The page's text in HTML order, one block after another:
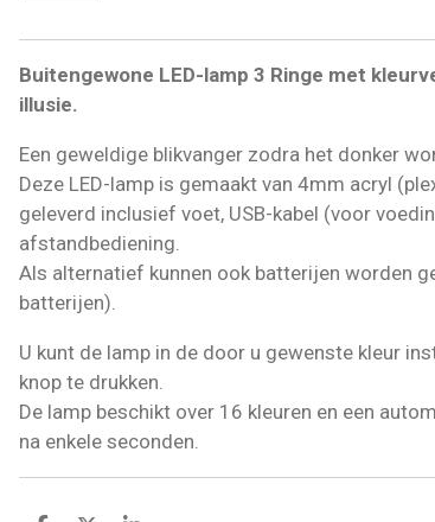
Buitengewone LED-lamp 3 Ringe met
illusie.
Een geweldige blikvanger zodra het donker
Deze LED-lamp is gemaakt van 4mm acryl
geleverd inclusief voet, USB-kabel (voor
afstandbediening.
Als alternatief kunnen ook batterijen worden
batterijen).
U kunt de lamp in de door u gewenste kleur
knop te drukken.
De lamp beschikt over 16 kleuren en een
na enkele seconden.